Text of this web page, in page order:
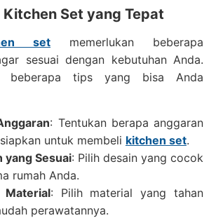
Set yang Tepat
set memerlukan beberapa
sesuai dengan kebutuhan Anda.
beberapa tips yang bisa Anda
: Tentukan berapa anggaran
untuk membeli kitchen set.
yang Sesuai: Pilih desain yang cocok
rumah Anda.
Material: Pilih material yang tahan
perawatannya.